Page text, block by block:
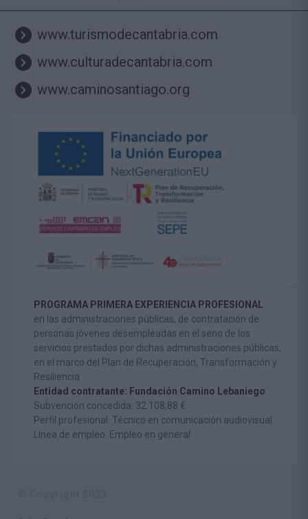
www.turismodecantabria.com
www.culturadecantabria.com
www.caminosantiago.org
PROGRAMA PRIMERA EXPERIENCIA PROFESIONAL
en las administraciones públicas, de contratación de
personas jóvenes desempleadas en el seno de los
servicios prestados por dichas administraciones públicas,
en el marco del Plan de Recuperación, Transformación y
Resiliencia
Entidad contratante: Fundación Camino Lebaniego
Subvención concedida: 32.108,88 €
Perfil profesional: Técnico en comunicación audiovisual
Línea de empleo: Empleo en general